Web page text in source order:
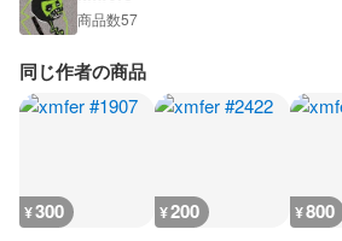
商品数57
同じ作者の商品
¥300 ¥200 ¥800